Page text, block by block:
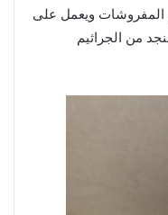
المفروشات ويعمل على
من الجراثيم